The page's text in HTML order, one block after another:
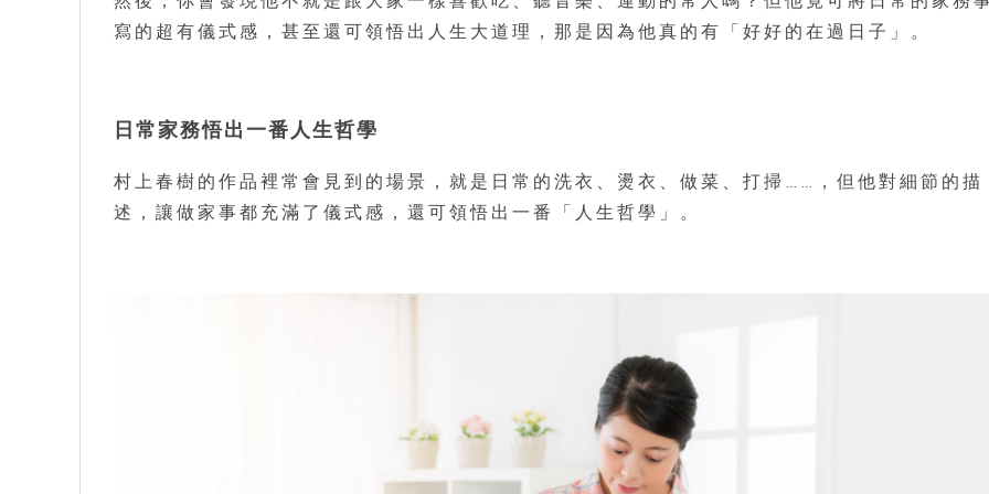
寫的超有儀式感，甚至還可領悟出人生大道理，那是因為他真的有「好好的在過日子」。
日常家務悟出一番人生哲學
村上春樹的作品裡常會見到的場景，就是日常的洗衣、燙衣、做菜、打掃……，但他對細節的描
述，讓做家事都充滿了儀式感，還可領悟出一番「人生哲學」。